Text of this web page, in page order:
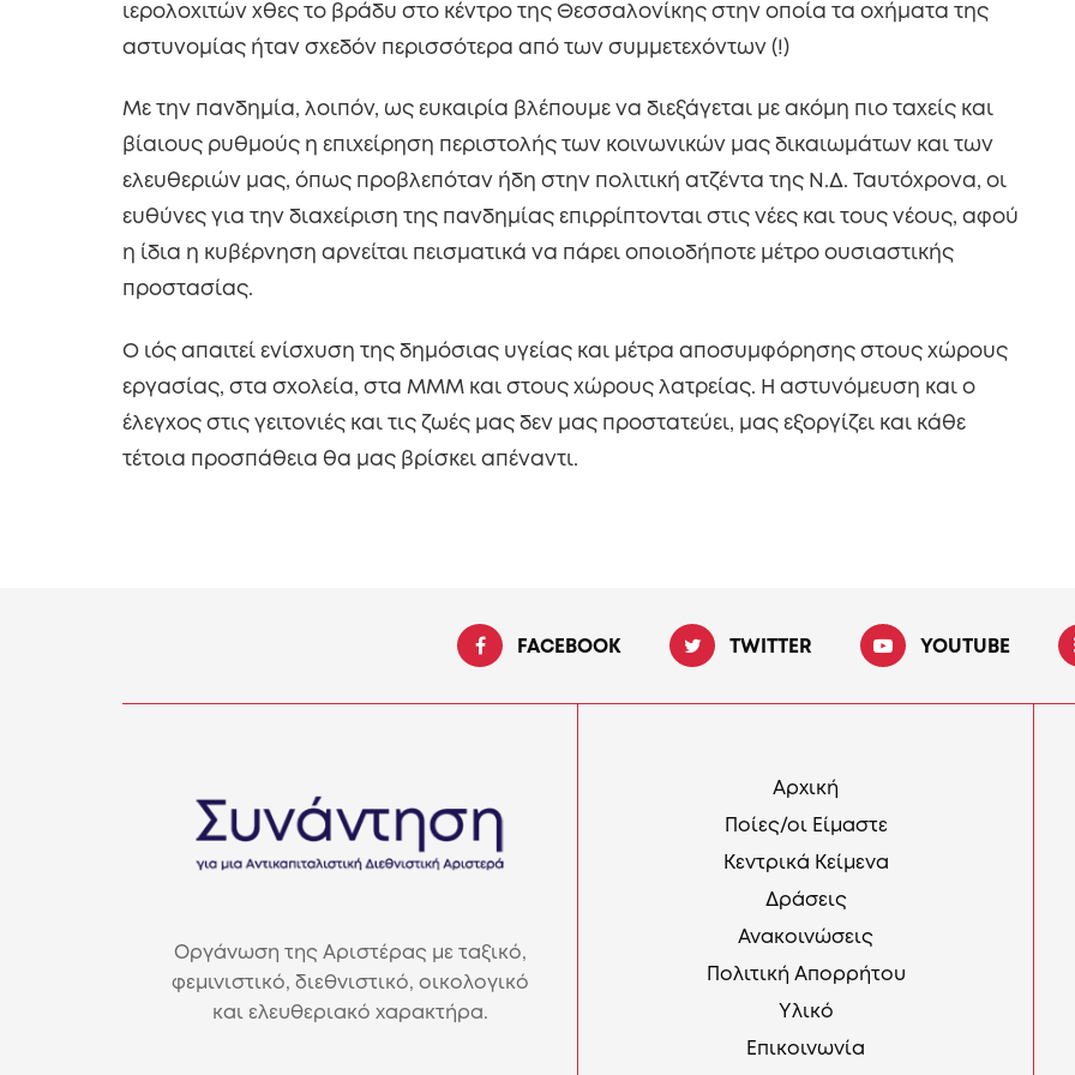
ιερολοχιτών χθες το βράδυ στο κέντρο της Θεσσαλονίκης στην οποία τα οχήματα της
αστυνομίας ήταν σχεδόν περισσότερα από των συμμετεχόντων (!)
Με την πανδημία, λοιπόν, ως ευκαιρία βλέπουμε να διεξάγεται με ακόμη πιο ταχείς και
βίαιους ρυθμούς η επιχείρηση περιστολής των κοινωνικών μας δικαιωμάτων και των
ελευθεριών μας, όπως προβλεπόταν ήδη στην πολιτική ατζέντα της Ν.Δ. Ταυτόχρονα, οι
ευθύνες για την διαχείριση της πανδημίας επιρρίπτονται στις νέες και τους νέους, αφού
η ίδια η κυβέρνηση αρνείται πεισματικά να πάρει οποιοδήποτε μέτρο ουσιαστικής
προστασίας.
Ο ιός απαιτεί ενίσχυση της δημόσιας υγείας και μέτρα αποσυμφόρησης στους χώρους
εργασίας, στα σχολεία, στα ΜΜΜ και στους χώρους λατρείας. Η αστυνόμευση και ο
έλεγχος στις γειτονιές και τις ζωές μας δεν μας προστατεύει, μας εξοργίζει και κάθε
τέτοια προσπάθεια θα μας βρίσκει απέναντι.
FACEBOOK TWITTER YOUTUBE
Οργάνωση της Αριστέρας με ταξικό,
φεμινιστικό, διεθνιστικό, οικολογικό
και ελευθεριακό χαρακτήρα.
Αρχική
Ποίες/οι Είμαστε
Κεντρικά Κείμενα
Δράσεις
Ανακοινώσεις
Πολιτική Απορρήτου
Υλικό
Επικοινωνία